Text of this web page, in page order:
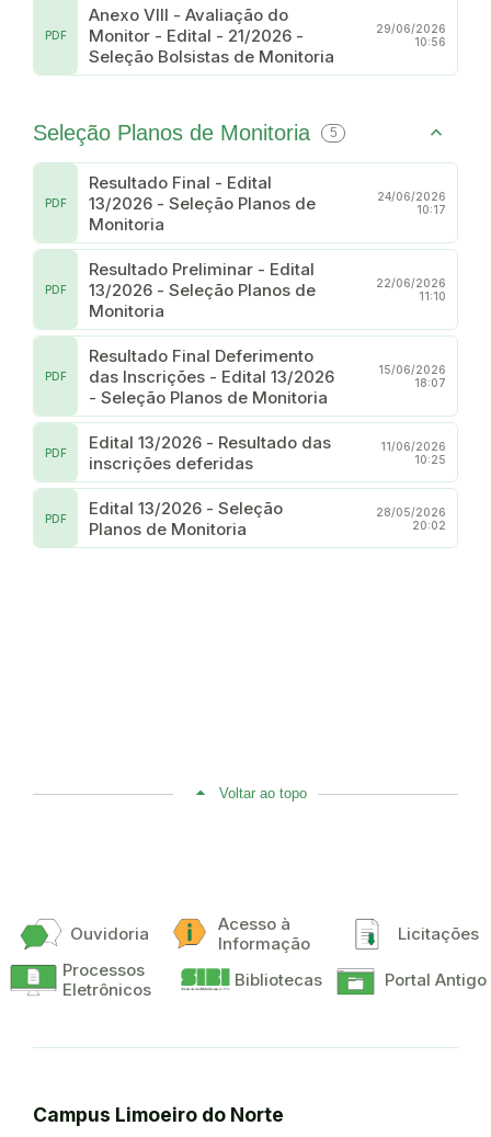
Anexo VIII - Avaliação do
Monitor - Edital - 21/2026 -
Seleção Bolsistas de Monitoria
PDF
29/06/2026
10:56
Seleção Planos de Monitoria 5
Resultado Final - Edital
13/2026 - Seleção Planos de
Monitoria
PDF
24/06/2026
10:17
Resultado Preliminar - Edital
13/2026 - Seleção Planos de
Monitoria
PDF
22/06/2026
11:10
Resultado Final Deferimento
das Inscrições - Edital 13/2026
- Seleção Planos de Monitoria
PDF
15/06/2026
18:07
Edital 13/2026 - Resultado das
inscrições deferidas
PDF
11/06/2026
10:25
Edital 13/2026 - Seleção
Planos de Monitoria
PDF
28/05/2026
20:02
Voltar ao topo
Ouvidoria
Acesso à
Informação
Licitações
Processos
Eletrônicos
Bibliotecas Portal Antigo
Campus Limoeiro do Norte